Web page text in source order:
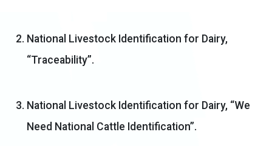
National Livestock Identification for Dairy,
“Traceability”.
National Livestock Identification for Dairy, “We
Need National Cattle Identification”.